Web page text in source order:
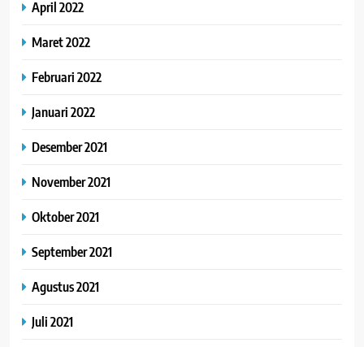
April 2022
Maret 2022
Februari 2022
Januari 2022
Desember 2021
November 2021
Oktober 2021
September 2021
Agustus 2021
Juli 2021